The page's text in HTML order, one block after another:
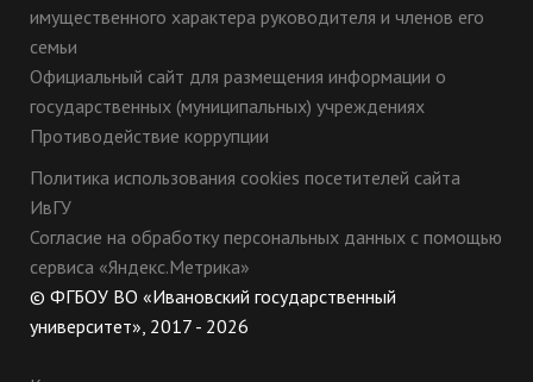
имущественного характера руководителя и членов его
семьи
Официальный сайт для размещения информации о
государственных (муниципальных) учреждениях
Противодействие коррупции
Политика использования cookies посетителей сайта
ИвГУ
Согласие на обработку персональных данных с помощью
сервиса «Яндекс.Метрика»
© ФГБОУ ВО «Ивановский государственный
университет», 2017 - 2026